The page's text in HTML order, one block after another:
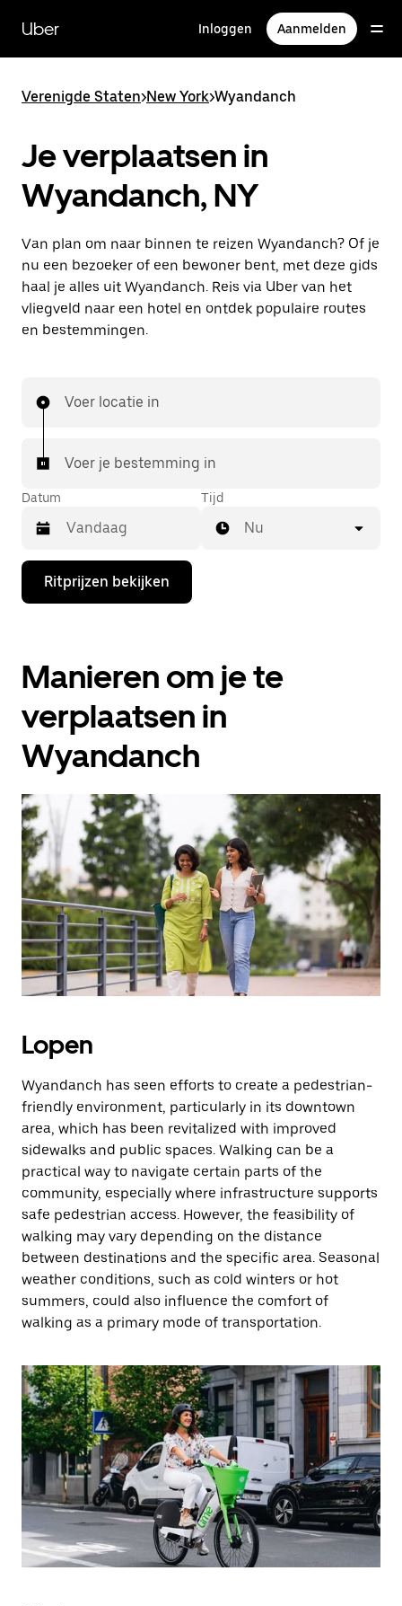
naar
hoofdinhoud
Uber Inloggen Aanmelden
Verenigde Staten>New York>Wyandanch
Je verplaatsen in
Wyandanch, NY
Van plan om naar binnen te reizen Wyandanch? Of je
nu een bezoeker of een bewoner bent, met deze gids
haal je alles uit Wyandanch. Reis via Uber van het
vliegveld naar een hotel en ontdek populaire routes
en bestemmingen.
Voer locatie in
Voer je bestemming in
Datum
Druk
de
de
agenda
openen
een
datum
selecteren.
Druk
op
Escape
om
de
agenda
te
sluiten.
Tijd
Nu
Ritprijzen bekijken
Manieren om je te
verplaatsen in
Wyandanch
Lopen
Wyandanch has seen efforts to create a pedestrian-
friendly environment, particularly in its downtown
area, which has been revitalized with improved
sidewalks and public spaces. Walking can be a
practical way to navigate certain parts of the
community, especially where infrastructure supports
safe pedestrian access. However, the feasibility of
walking may vary depending on the distance
between destinations and the specific area. Seasonal
weather conditions, such as cold winters or hot
summers, could also influence the comfort of
walking as a primary mode of transportation.